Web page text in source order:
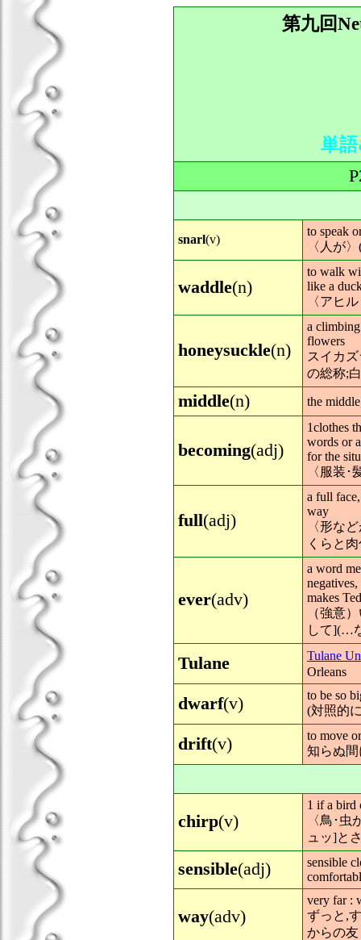
第九回
単
snarl(v)
to speak
〈人が
waddle(n)
to walk
like a
〈アヒ
honeysuckle(n)
a
flowers
スイカ
の総称;
middle(n) the
becoming(adj)
1clothes
words or
for the
〈服装
full(adj)
a full
way
〈形な
くらと
ever(adv)
a word
makes
（強意
して](…
Tulane
Tulane
Orleans
dwarf(v)
to be so
(対照的
drift(v)
to move
知らぬ
chirp(v)
1 if a bird
〈鳥･
ュッ]と
sensible(adj)
sensible
way(adv)
very far :
ずっと,
からの友